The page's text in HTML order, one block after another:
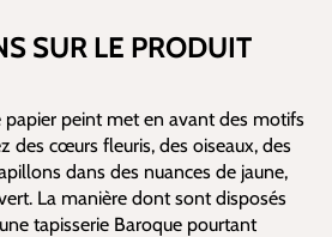
SUR LE PRODUIT
papier peint met en avant des motifs
des cœurs fleuris, des oiseaux, des
dans des nuances de jaune,
La manière dont sont disposés
tapisserie Baroque pourtant